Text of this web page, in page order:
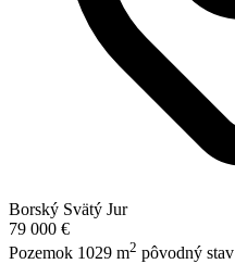
Borský Svätý Jur
79 000 €
Pozemok 1029 m2 pôvodný stav